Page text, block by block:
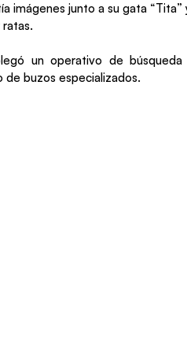
imágenes junto a su gata
un operativo de
de buzos especializados.